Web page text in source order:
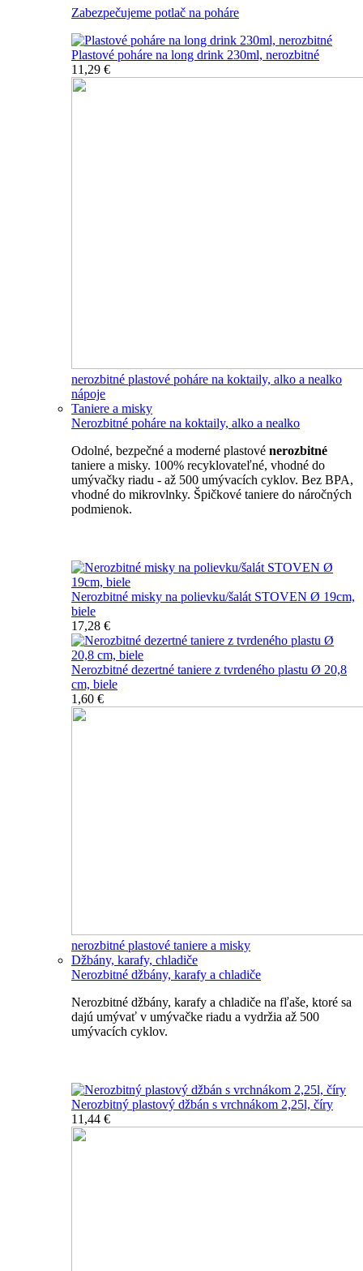
Zabezpečujeme potlač na poháre
Plastové poháre na long drink 230ml, nerozbitné
11,29 €
nerozbitné plastové poháre na koktaily, alko a nealko
nápoje
Taniere a misky
Nerozbitné poháre na koktaily, alko a nealko
Odolné, bezpečné a moderné plastové nerozbitné
taniere a misky. 100% recyklovateľné, vhodné do
umývačky riadu - až 500 umývacích cyklov. Bez BPA,
vhodné do mikrovlnky. Špičkové taniere do náročných
podmienok.
Nerozbitné misky na polievku/šalát STOVEN Ø 19cm,
biele
17,28 €
Nerozbitné dezertné taniere z tvrdeného plastu Ø 20,8
cm, biele
1,60 €
nerozbitné plastové taniere a misky
Džbány, karafy, chladiče
Nerozbitné džbány, karafy a chladiče
Nerozbitné džbány, karafy a chladiče na fľaše, ktoré sa
dajú umývať v umývačke riadu a vydržia až 500
umývacích cyklov.
Nerozbitný plastový džbán s vrchnákom 2,25l, číry
11,44 €